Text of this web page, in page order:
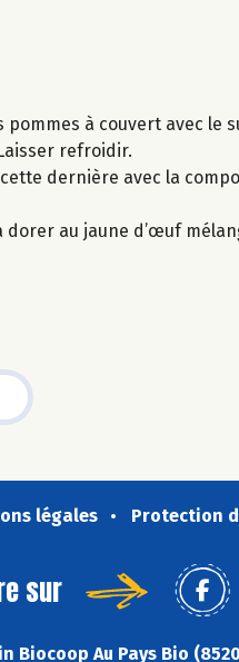
à couvert avec le
refroidir.
dernière avec la
au jaune d’œuf
légales Protection
sur
Biocoop Au Pays Bio